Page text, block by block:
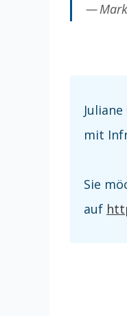
mit
Sie
auf